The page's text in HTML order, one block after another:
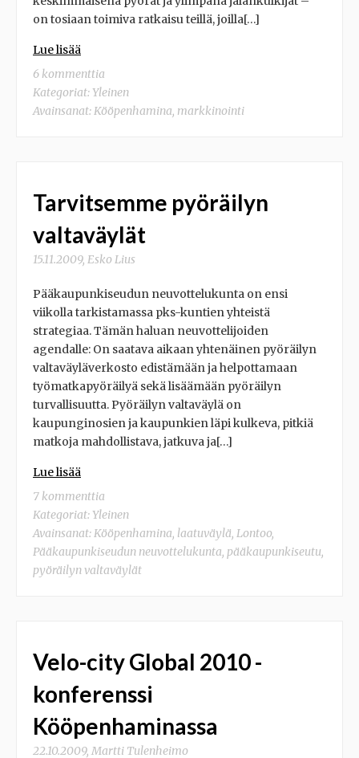
on tosiaan toimiva ratkaisu teillä, joilla[…]
Lue lisää
6 kommenttia
Kategoriat: Yleinen
Avainsanat:Kööpenhamina, markkinointi
Tarvitsemme pyöräilyn
valtaväylät
15.11.2009, Esko Lius
Pääkaupunkiseudun neuvottelukunta on ensi
viikolla tarkistamassa pks-kuntien yhteistä
strategiaa. Tämän haluan neuvottelijoiden
agendalle: On saatava aikaan yhtenäinen pyöräilyn
valtaväyläverkosto edistämään ja helpottamaan
työmatkapyöräilyä sekä lisäämään pyöräilyn
turvallisuutta. Pyöräilyn valtaväylä on
kaupunginosien ja kaupunkien läpi kulkeva, pitkiä
matkoja mahdollistava, jatkuva ja[…]
Lue lisää
7 kommenttia
Kategoriat: Yleinen
Avainsanat:Kööpenhamina, laatuväylä, Lontoo,
Pääkaupunkiseudun neuvottelukunta, pääkaupunkiseutu,
pyöräilyn valtaväylät
Velo-city Global 2010 -
konferenssi
Kööpenhaminassa
22.10.2009, Martti Tulenheimo